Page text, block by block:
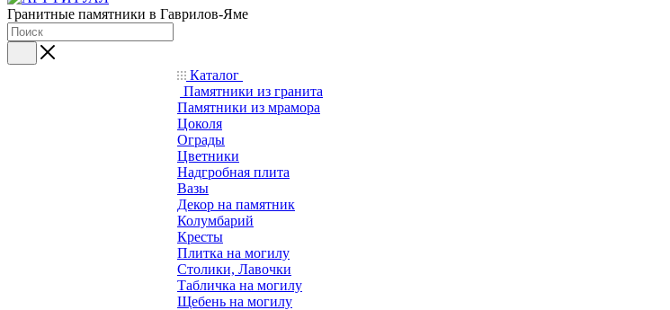
Гранитные памятники в Гаврилов-Яме
Каталог
Памятники из гранита
Памятники из мрамора
Цоколя
Ограды
Цветники
Надгробная плита
Вазы
Декор на памятник
Колумбарий
Кресты
Плитка на могилу
Столики, Лавочки
Табличка на могилу
Щебень на могилу